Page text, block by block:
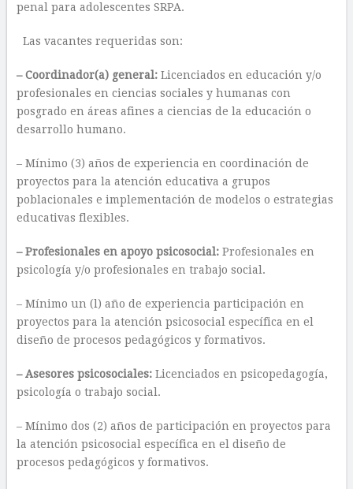
penal para adolescentes SRPA.
Las vacantes requeridas son:
– Coordinador(a) general: Licenciados en educación y/o
profesionales en ciencias sociales y humanas con
posgrado en áreas afines a ciencias de la educación o
desarrollo humano.
– Mínimo (3) años de experiencia en coordinación de
proyectos para la atención educativa a grupos
poblacionales e implementación de modelos o estrategias
educativas flexibles.
– Profesionales en apoyo psicosocial: Profesionales en
psicología y/o profesionales en trabajo social.
– Mínimo un (l) año de experiencia participación en
proyectos para la atención psicosocial específica en el
diseño de procesos pedagógicos y formativos.
– Asesores psicosociales: Licenciados en psicopedagogía,
psicología o trabajo social.
– Mínimo dos (2) años de participación en proyectos para
la atención psicosocial específica en el diseño de
procesos pedagógicos y formativos.